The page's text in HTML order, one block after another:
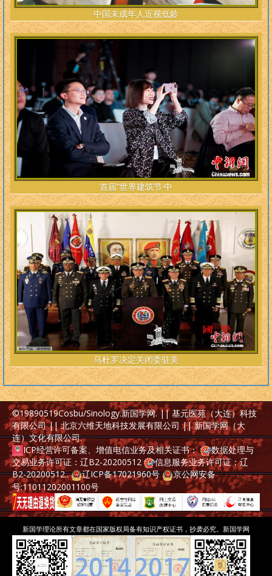
中国未成年人近视低龄
首届“世界建筑节·中
马杜罗决定关闭委驻美
©19890519Cosbu/Sinology.新国学网. || 基元医苑（大连）科技
有限公司 || 北京六维天地科技发展有限公司 || 新国学网（大
连）文化有限公司.
ICP经营许可备案、增值电信业务及相关证书：
数据处理与
交易业务许可证：辽B2-20200512
信息服务业务许可证：辽
B2-20200512.. 辽ICP备17021960号
京公网安备
号:11011202001100号
新国学理论所有文章都在国家版权局备有知识产权证书，抄袭必究。 新国学网